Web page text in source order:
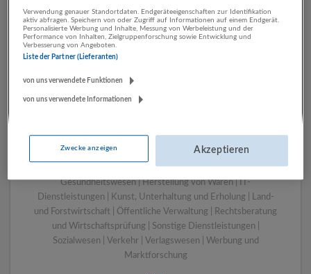
Bergheim bei Salzburg
Bau | Beherbergung und Gastronomie | Einzelhandel |
Energieversorgung | Finanz- und Versicherungsleistungen |
Gesundheitswesen | Herstellung von Waren | IT-
Dienstleistungen | Kunst, Unterhaltung und Erholung | Land-
und Forstwirtschaft | Öffentliche Verwaltung | Rechtsberatung
und Wirtschaftsprüfung | Sonstige Dienstleistungen |
Sozialwesen | Verkehr | Verlagswesen | Werbung und
Marktforschung
Verwendung genauer Standortdaten. Endgeräteeigenschaften zur Identifikation
aktiv abfragen. Speichern von oder Zugriff auf Informationen auf einem Endgerät.
Personalisierte Werbung und Inhalte, Messung von Werbeleistung und der
Performance von Inhalten, Zielgruppenforschung sowie Entwicklung und
Verbesserung von Angeboten.
Liste der Partner (Lieferanten)
von uns verwendete Funktionen
von uns verwendete Informationen
Zwecke anzeigen Akzeptieren